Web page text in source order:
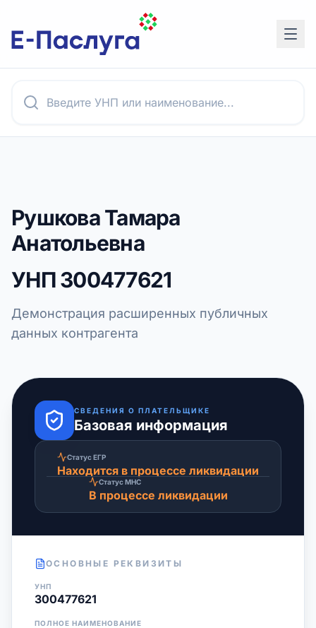
Рушкова Тамара
Анатольевна
УНП300477621
Демонстрация расширенных публичных
данных контрагента
СВЕДЕНИЯ О ПЛАТЕЛЬЩИКЕ
Базовая информация
Статус ЕГР
Находится в процессе ликвидации
Статус МНС
В процессе ликвидации
ОСНОВНЫЕ РЕКВИЗИТЫ
УНП
300477621
ПОЛНОЕ НАИМЕНОВАНИЕ